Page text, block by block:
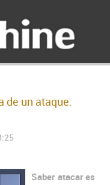
de un ataque.
Saber atacar es